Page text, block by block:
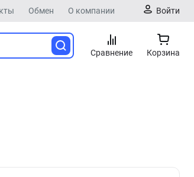
Обмен О компании Войти
Сравнение Корзина